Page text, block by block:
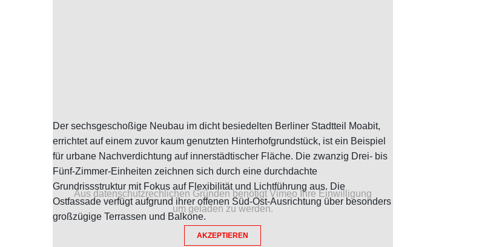
Aus datenschutzrechlichen Gründen benötigt Vimeo Ihre Einwilligung
um geladen zu werden.
AKZEPTIEREN
Der sechsgeschoßige Neubau im dicht besiedelten Berliner Stadtteil Moabit,
errichtet auf einem zuvor kaum genutzten Hinterhofgrundstück, ist ein Beispiel
für urbane Nachverdichtung auf innerstädtischer Fläche. Die zwanzig Drei- bis
Fünf-Zimmer-Einheiten zeichnen sich durch eine durchdachte
Grundrissstruktur mit Fokus auf Flexibilität und Lichtführung aus. Die
Ostfassade verfügt aufgrund ihrer offenen Süd-Ost-Ausrichtung über besonders
großzügige Terrassen und Balkone.